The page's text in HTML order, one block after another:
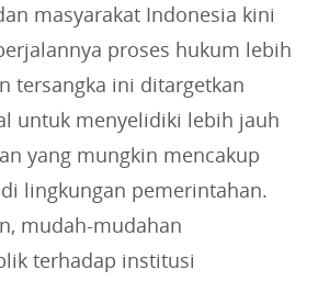
masyarakat Indonesia kini
proses hukum lebih
tersangka ini ditargetkan
untuk menyelidiki lebih jauh
yang mungkin mencakup
lingkungan pemerintahan.
mudah-mudahan
terhadap institusi